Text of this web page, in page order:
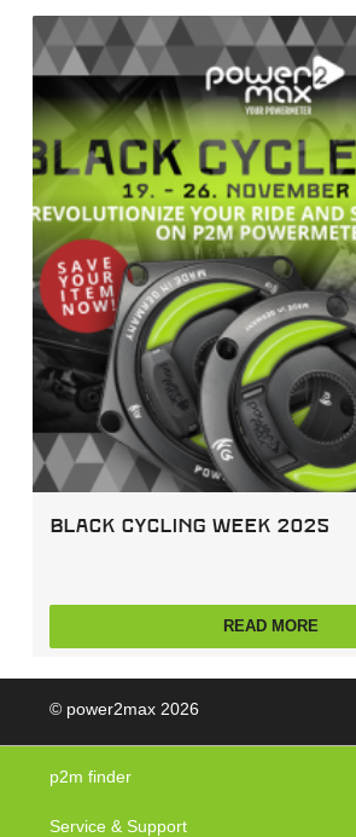
Black Cycling Week 2025
READ MORE
© power2max 2026
p2m finder
Service & Support